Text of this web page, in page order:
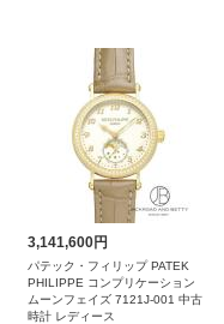
3,141,600円
パテック・フィリップ PATEK
PHILIPPE コンプリケーション
ムーンフェイズ 7121J-001 中古
時計 レディース